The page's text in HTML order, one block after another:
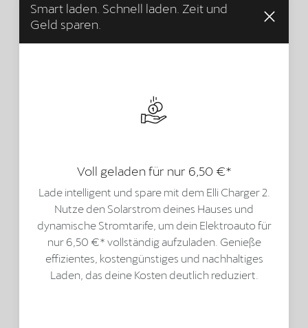
Smart laden. Schnell laden. Zeit und
Geld sparen.
Voll geladen für nur 6,50 €*
Lade intelligent und spare mit dem Elli Charger 2.
Nutze den Solarstrom deines Hauses und
dynamische Stromtarife, um dein Elektroauto für
nur 6,50 €* vollständig aufzuladen. Genieße
effizientes, kostengünstiges und nachhaltiges
Laden, das deine Kosten deutlich reduziert.